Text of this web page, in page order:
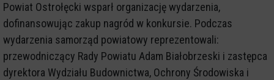
Powiat Ostrołęcki wsparł organizację wydarzenia,
dofinansowując zakup nagród w konkursie. Podczas
wydarzenia samorząd powiatowy reprezentowali:
przewodniczący Rady Powiatu Adam Białobrzeski i zastępca
dyrektora Wydziału Budownictwa, Ochrony Środowiska i